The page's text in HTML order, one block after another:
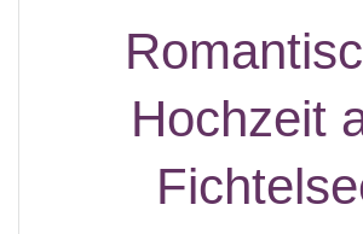
Hochzeit